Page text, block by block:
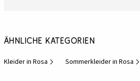
Ähnliche Kategorien
Kleider in Rosa Sommerkleider in Rosa